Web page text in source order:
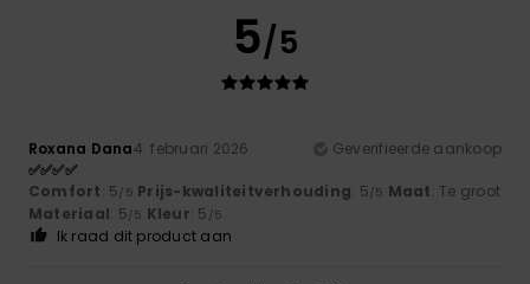
5/5
Roxana Dana4. februari 2026
Geverifieerde aankoop
✅✅✅✅
Comfort: 5/5 Prijs-kwaliteitverhouding: 5/5 Maat: Te groot
Materiaal: 5/5 Kleur: 5 /5
Ik raad dit product aan